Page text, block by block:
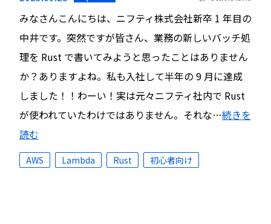
みなさんこんにちは、ニフティ株式会社新卒 1 年目の
中井です。突然ですが皆さん、業務の新しいバッチ処
理を Rust で書いてみようと思ったことはありません
か？ありますよね。私も入社して半年の 9 月に達成
しました！！わーい！実は元々ニフティ社内で Rust
が使われていたわけではありません。それな…続きを
読む
AWS Lambda Rust 初心者向け